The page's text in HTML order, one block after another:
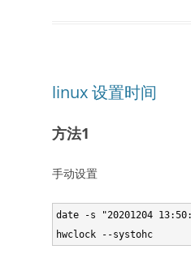
linux 设置时间
方法1
手动设置
date -s "20201204